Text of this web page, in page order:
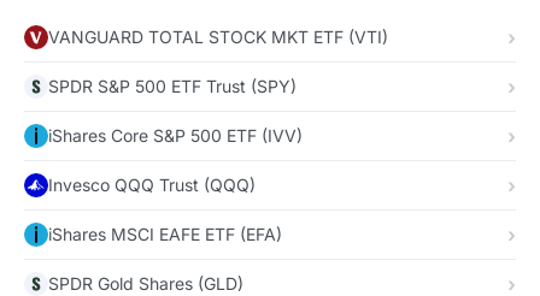
VANGUARD TOTAL STOCK MKT ETF (VTI)
SPDR S&P 500 ETF Trust (SPY)
iShares Core S&P 500 ETF (IVV)
Invesco QQQ Trust (QQQ)
iShares MSCI EAFE ETF (EFA)
SPDR Gold Shares (GLD)